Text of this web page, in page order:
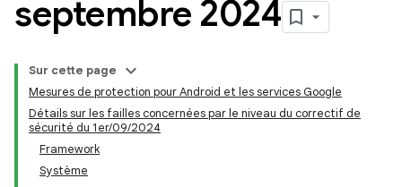
septembre 2024
Sur cette page
Mesures de protection pour Android et les services Google
Détails sur les failles concernées par le niveau du correctif de
sécurité du 1er/09/2024
Framework
Système